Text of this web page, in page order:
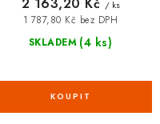
SKLADEM (4 ks)
1 787,80 Kč bez DPH
2 163,20 Kč / ks